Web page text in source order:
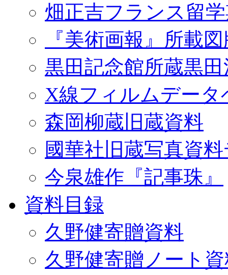
畑正吉フランス留
『美術画報』所載
黒田記念館所蔵黒
X線フィルムデータ
森岡柳蔵旧蔵資料
國華社旧蔵写真資
今泉雄作『記事珠』
資料目録
久野健寄贈資料
久野健寄贈ノート